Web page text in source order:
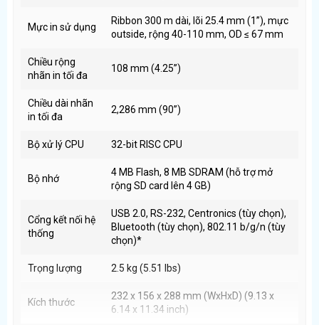
Vớichiều rộng in tối đa 108 mmvàchiều dài tem lên
In tem thùng, tem pallet
Phù hợp đa dạng nhu cầu doanh nghiệp
Bộ nhớ mở rộng – Hoạt động ổn định với dữ liệu lớn
4 MB Flash, 8 MB SDRAM
Giúp:
In mẫu tem có nhiều dữ liệu
Giảm lỗi treo máy khi in liên tục
nghiệp
Mực in sử dụng
Ribbon 300 m dài, lõi 25.4 mm (1”), mực
outside, rộng 40-110 mm, OD ≤ 67 mm
Chiều rộng
nhãn in tối đa
108 mm (4.25”)
Chiều dài nhãn
in tối đa
2,286 mm (90”)
Bộ xử lý CPU 32-bit RISC CPU
Bộ nhớ
4 MB Flash, 8 MB SDRAM (hỗ trợ mở
rộng SD card lên 4 GB)
Cổng kết nối hệ
thống
USB 2.0, RS-232, Centronics (tùy chọn),
Bluetooth (tùy chọn), 802.11 b/g/n (tùy
chọn)*
Trọng lượng 2.5 kg (5.51 lbs)
Kích thước
232 x 156 x 288 mm (WxHxD) (9.13 x
6.14 x 11.34 inch)